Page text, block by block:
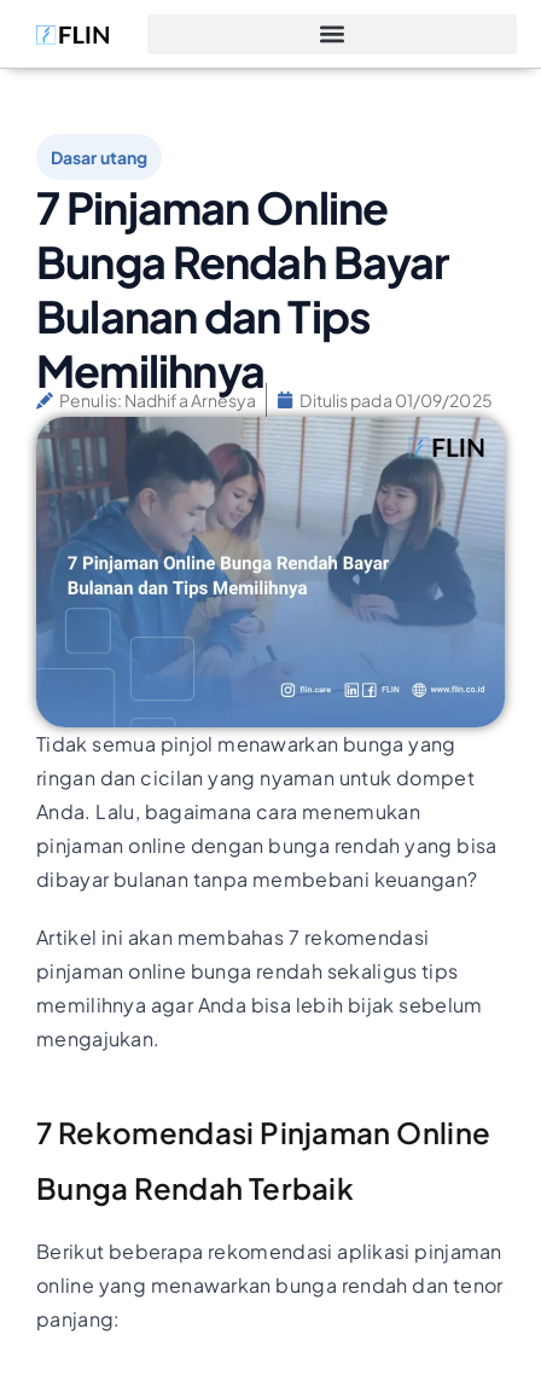
Dasar utang
7 Pinjaman Online
Bunga Rendah Bayar
Bulanan dan Tips
Memilihnya
Penulis: Nadhifa Arnesya Ditulis pada 01/09/2025
Tidak semua pinjol menawarkan bunga yang
ringan dan cicilan yang nyaman untuk dompet
Anda. Lalu, bagaimana cara menemukan
pinjaman online dengan bunga rendah yang bisa
dibayar bulanan tanpa membebani keuangan?
Artikel ini akan membahas 7 rekomendasi
pinjaman online bunga rendah sekaligus tips
memilihnya agar Anda bisa lebih bijak sebelum
mengajukan.
7 Rekomendasi Pinjaman Online
Bunga Rendah Terbaik
Berikut beberapa rekomendasi aplikasi pinjaman
online yang menawarkan bunga rendah dan tenor
panjang: